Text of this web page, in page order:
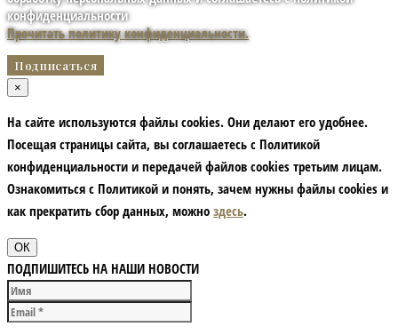
конфиденциальности
Прочитать политику конфиденциальности.
×
На сайте используются файлы cookies. Они делают его удобнее.
Посещая страницы сайта, вы соглашаетесь с Политикой
конфиденциальности и передачей файлов cookies третьим лицам.
Ознакомиться с Политикой и понять, зачем нужны файлы сookies и
как прекратить сбор данных, можно здесь.
ОК
ПОДПИШИТЕСЬ НА НАШИ НОВОСТИ